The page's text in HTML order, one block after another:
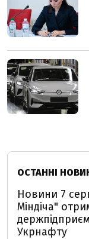
ОСТАННІ
Новини 7
Міндіча"
Укрнафту